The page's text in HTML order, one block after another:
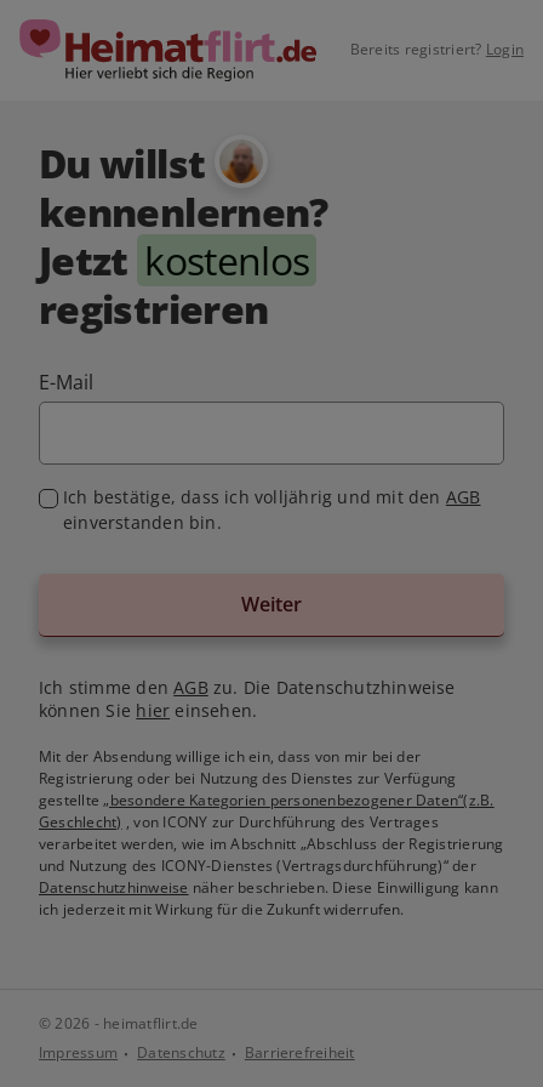
Bereits registriert? Login
Du willst
kennenlernen?
Jetzt kostenlos
registrieren
E-Mail
Ich bestätige, dass ich volljährig und mit den AGB
einverstanden bin.
Weiter
Ich stimme denAGB zu. Die Datenschutzhinweise
können Sie hier einsehen.
Mit der Absendung willige ich ein, dass von mir bei der
Registrierung oder bei Nutzung des Dienstes zur Verfügung
gestellte„besondere Kategorien personenbezogener Daten“(z.B.
Geschlecht) , von ICONY zur Durchführung des Vertrages
verarbeitet werden, wie im Abschnitt „Abschluss der Registrierung
und Nutzung des ICONY-Dienstes (Vertragsdurchführung)“ der
Datenschutzhinweise näher beschrieben. Diese Einwilligung kann
ich jederzeit mit Wirkung für die Zukunft widerrufen.
© 2026 - heimatflirt.de
Impressum
Datenschutz Barrierefreiheit